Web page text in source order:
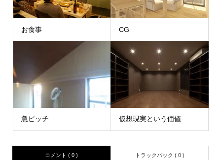
お食事 CG
急ピッチ 仮想現実という価値
コメント ( 0 ) トラックバック ( 0 )